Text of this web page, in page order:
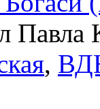
Павла
,